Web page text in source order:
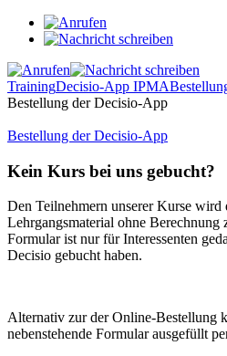
TrainingDecisio-App IPMA
Bestellung der Decisio-App
Bestellung der Decisio-App
Kein Kurs bei uns gebucht?
Den Teilnehmern unserer Kurse
Lehrgangsmaterial ohne Berechnung
Formular ist nur für Interessenten
Decisio gebucht haben.
Alternativ zur der Online-Bestellung
nebenstehende Formular ausgefüllt